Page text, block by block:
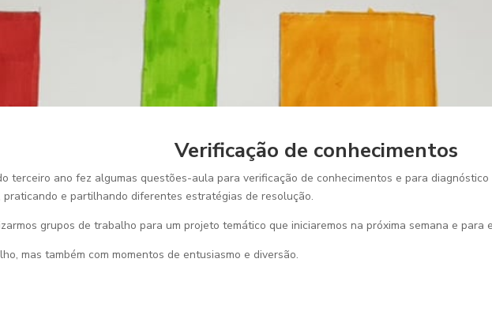
Verificação de conhecimentos
terceiro ano fez algumas questões-aula para verificação de conhecimentos e para
e partilhando diferentes estratégias de resolução.
grupos de trabalho para um projeto temático que iniciaremos na próxima semana e para
mas também com momentos de entusiasmo e diversão.